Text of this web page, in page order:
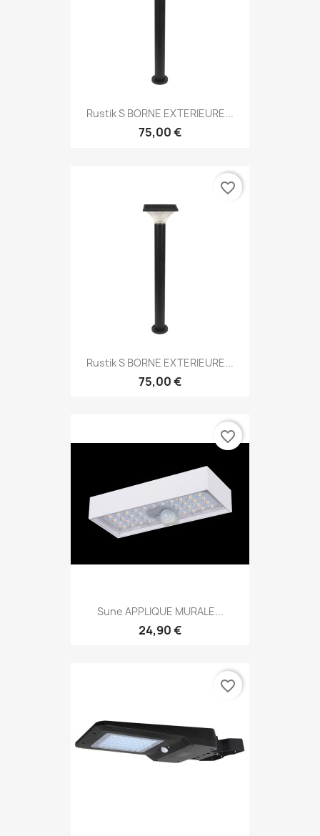
Rustik S BORNE EXTERIEURE...
75,00 €
Rustik S BORNE EXTERIEURE...
75,00 €
favorite_border
Sune APPLIQUE MURALE...
24,90 €
favorite_border
favorite_border